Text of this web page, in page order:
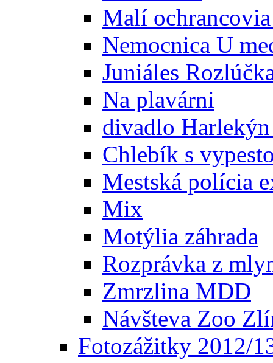
Malí
Nemocnica U
Juniáles
Na plavárni
divadlo
Chlebík s
Mestská polícia
Mix
Motýlia záhrada
Rozprávka z
Zmrzlina MDD
Návšteva Zoo
Fotozážitky 2012/